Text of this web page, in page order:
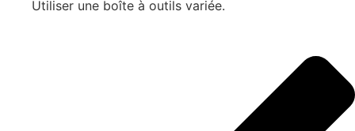
Utiliser une boîte à outils variée.